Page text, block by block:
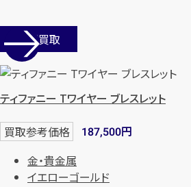
店舗買取
ティファニー Tワイヤー ブレスレット
買取参考価格 187,500円
金・貴金属
イエローゴールド